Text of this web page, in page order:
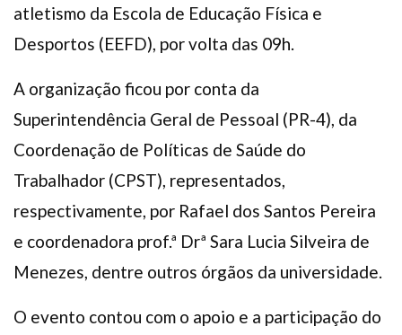
atletismo da Escola de Educação Física e
Desportos (EEFD), por volta das 09h.
A organização ficou por conta da
Superintendência Geral de Pessoal (PR-4), da
Coordenação de Políticas de Saúde do
Trabalhador (CPST), representados,
respectivamente, por Rafael dos Santos Pereira
e coordenadora prof.ª Drª Sara Lucia Silveira de
Menezes, dentre outros órgãos da universidade.
O evento contou com o apoio e a participação do